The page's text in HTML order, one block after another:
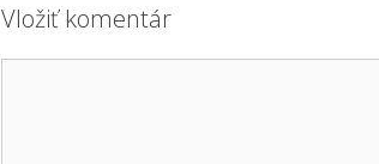
Vložiť komentár